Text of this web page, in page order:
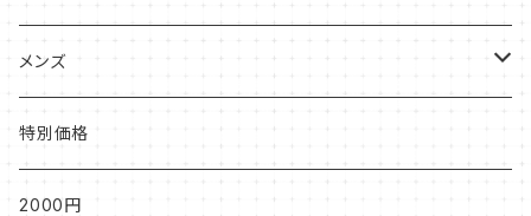
ベスト
長袖
ひざ丈
ロング丈
ハンドバッグ
トートバッグ
小物
半袖
長袖
カーディガン
メンズ
半袖
長袖
特別価格
2000円